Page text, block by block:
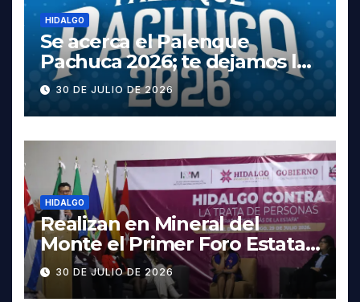
HIDALGO
Se acerca el Palenque
Pachuca 2026; te dejamos la
cartelera completa, las
fechas y los precios
30 DE JULIO DE 2026
HIDALGO
Realizan en Mineral del
Monte el Primer Foro Estatal
contra la Trata de Personas
30 DE JULIO DE 2026